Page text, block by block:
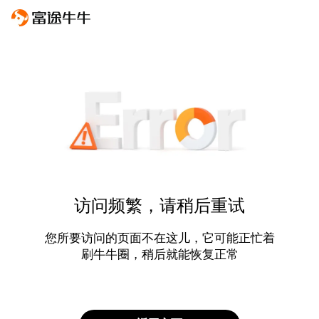
访问频繁，请稍后重试
您所要访问的页面不在这儿，它可能正忙着
刷牛牛圈，稍后就能恢复正常